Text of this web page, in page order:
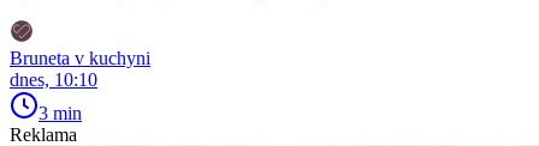
Bruneta v kuchyni
dnes, 10:10
3 min
Reklama